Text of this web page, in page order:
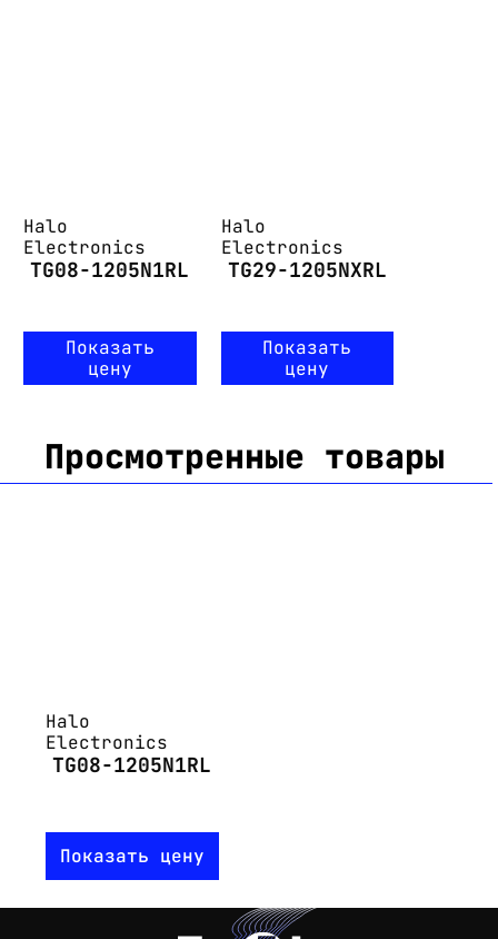
Halo
Electronics
TG08-1205N1RL
Показать
цену
Halo
Electronics
TG29-1205NXRL
Показать
цену
Просмотренные товары
Halo
Electronics
TG08-1205N1RL
Показать цену